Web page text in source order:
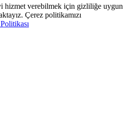
hizmet verebilmek için gizliliğe uygun
Çerez politikamızı